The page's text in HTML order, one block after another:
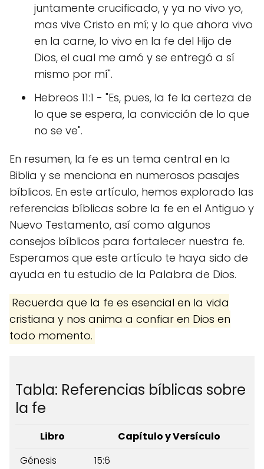
juntamente crucificado, y ya no vivo yo,
mas vive Cristo en mí; y lo que ahora vivo
en la carne, lo vivo en la fe del Hijo de
Dios, el cual me amó y se entregó a sí
mismo por mí".
Hebreos 11:1 - "Es, pues, la fe la certeza de
lo que se espera, la convicción de lo que
no se ve".
En resumen, la fe es un tema central en la
Biblia y se menciona en numerosos pasajes
bíblicos. En este artículo, hemos explorado las
referencias bíblicas sobre la fe en el Antiguo y
Nuevo Testamento, así como algunos
consejos bíblicos para fortalecer nuestra fe.
Esperamos que este artículo te haya sido de
ayuda en tu estudio de la Palabra de Dios.
Recuerda que la fe es esencial en la vida
cristiana y nos anima a confiar en Dios en
todo momento.
Tabla: Referencias bíblicas sobre
la fe
Libro
Capítulo y Versículo
Génesis
15:6